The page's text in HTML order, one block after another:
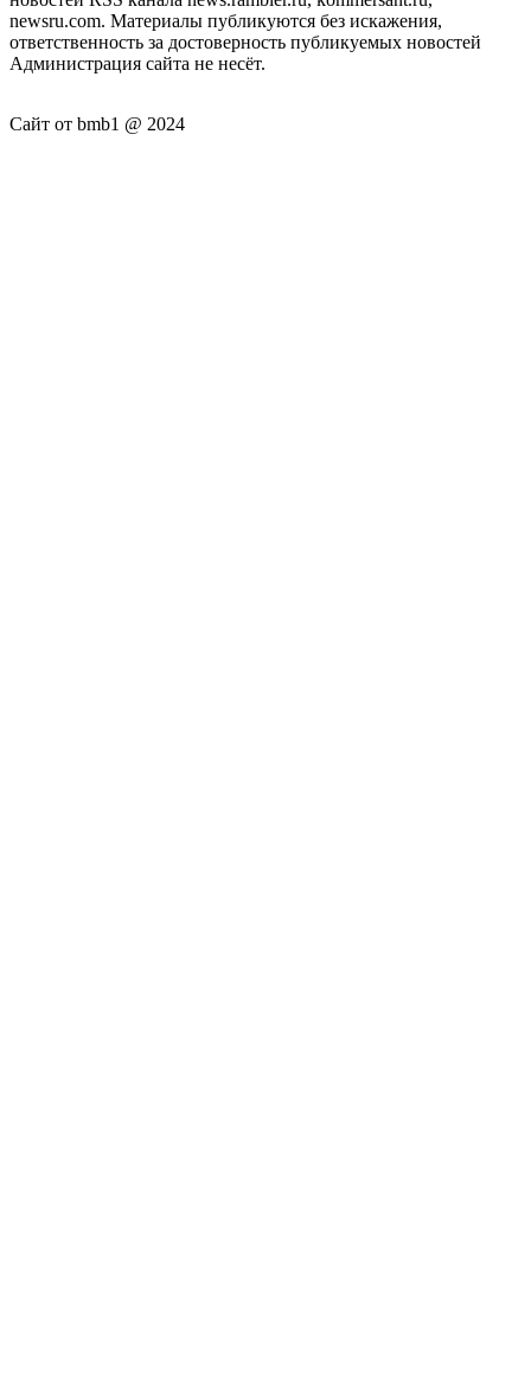
newsru.com. Материалы публикуются без искажения,
ответственность за достоверность публикуемых новостей
Администрация сайта не несёт.
Сайт от bmb1 @ 2024